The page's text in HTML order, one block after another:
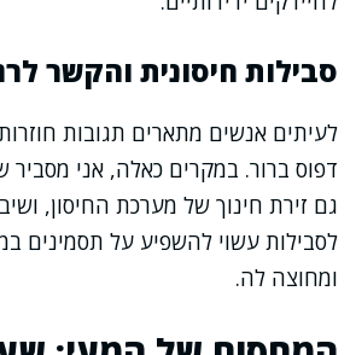
סבילות חיסונית והקשר
לעיתים אנשים מתארים תגובות
דפוס ברור. במקרים כאלה, אני
גם זירת חינוך של מערכת החיסון,
לסבילות עשוי להשפיע על תסמינים
ומחוצה לה.